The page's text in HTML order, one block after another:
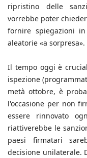
ripristino delle
vorrebbe poter
fornire spiegazioni
aleatorie «a sorpresa».
Il tempo oggi è
ispezione
metà ottobre, è
l'occasione per non
essere rinnovato
riattiverebbe le
paesi firmatari
decisione unilaterale.